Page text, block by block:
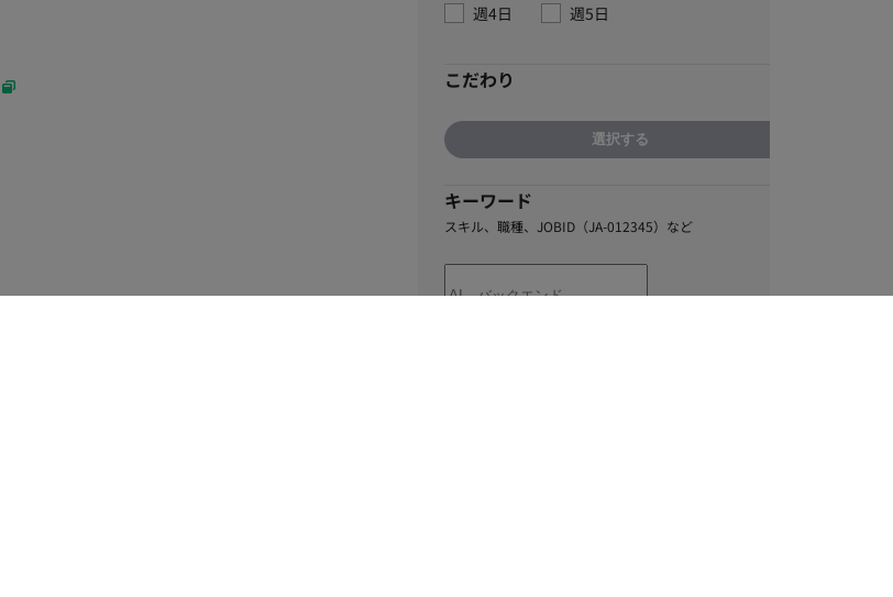
週4日
週5日
こだわり
選択する
キーワード
スキル、職種、JOBID（JA-012345）など